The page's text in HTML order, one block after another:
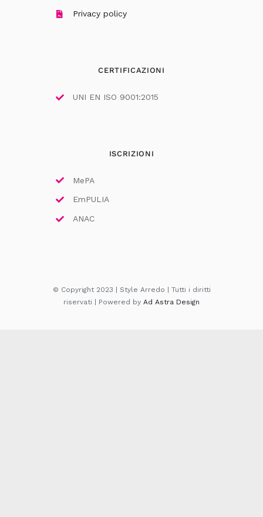
Privacy policy
CERTIFICAZIONI
UNI EN ISO 9001:2015
ISCRIZIONI
MePA
EmPULIA
ANAC
© Copyright 2023 | Style Arredo | Tutti i diritti
riservati | Powered by Ad Astra Design